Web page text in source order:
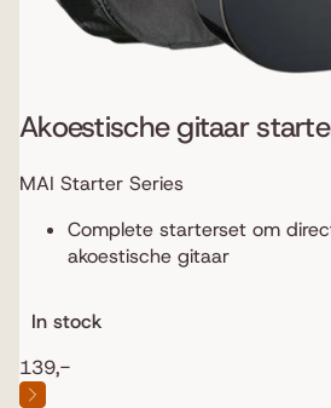
Akoestische gitaar
MAI Starter Series
Complete starterset om
akoestische gitaar
In stock
139,-